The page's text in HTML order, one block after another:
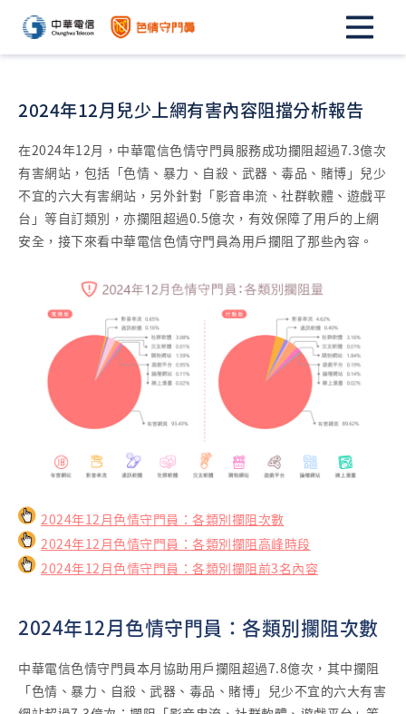
2024年12月兒少上網有害內容阻擋分析報告
在2024年12月，中華電信色情守門員服務成功攔阻超過7.3億次
有害網站，包括「色情、暴力、自殺、武器、毒品、賭博」兒少
不宜的六大有害網站，另外針對「影音串流、社群軟體、遊戲平
台」等自訂類別，亦攔阻超過0.5億次，有效保障了用戶的上網
安全，接下來看中華電信色情守門員為用戶攔阻了那些內容。
2024年12月色情守門員：各類別攔阻次數
2024年12月色情守門員：各類別攔阻高峰時段
2024年12月色情守門員：各類別攔阻前3名內容
2024年12月色情守門員：各類別攔阻次數
中華電信色情守門員本月協助用戶攔阻超過7.8億次，其中攔阻
「色情、暴力、自殺、武器、毒品、賭博」兒少不宜的六大有害